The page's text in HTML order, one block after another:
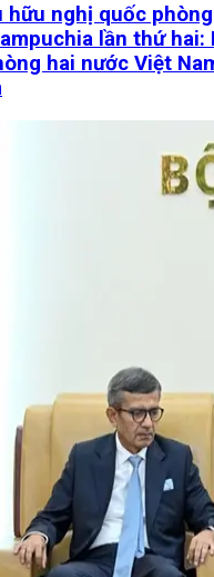
hữu nghị quốc
lần thứ hai:
hai nước Việt